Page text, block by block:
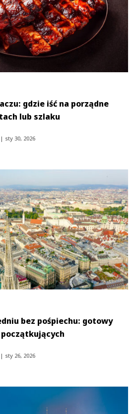
gdzie iść na porządne
lub szlaku
| sty 30, 2026
bez pośpiechu: gotowy
początkujących
| sty 26, 2026